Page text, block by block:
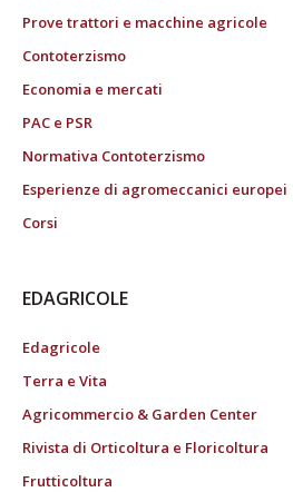
Prove trattori e macchine agricole
Contoterzismo
Economia e mercati
PAC e PSR
Normativa Contoterzismo
Esperienze di agromeccanici europei
Corsi
EDAGRICOLE
Edagricole
Terra e Vita
Agricommercio & Garden Center
Rivista di Orticoltura e Floricoltura
Frutticoltura